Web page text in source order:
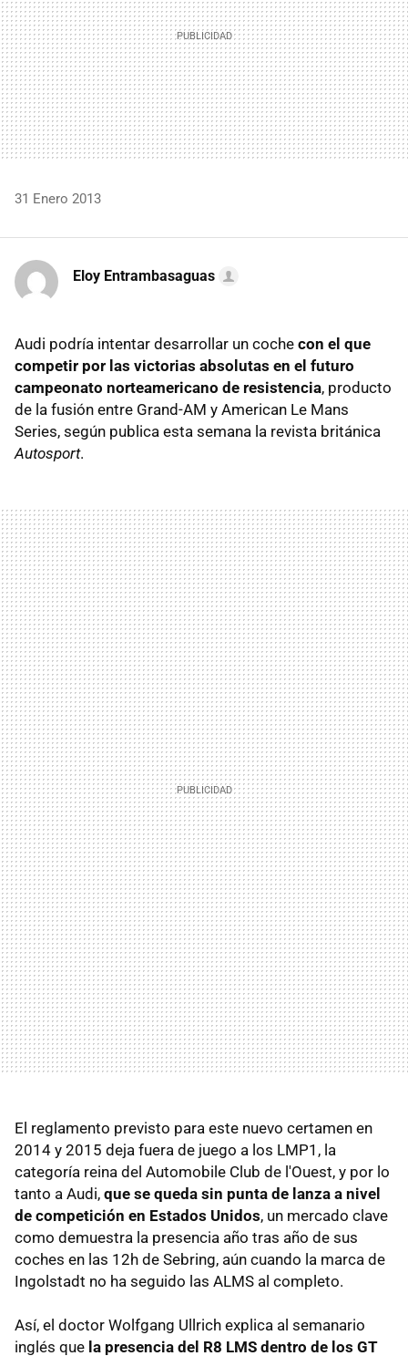
31 Enero 2013
Eloy Entrambasaguas
Audi podría intentar desarrollar un coche con el que
competir por las victorias absolutas en el futuro
campeonato norteamericano de resistencia, producto
de la fusión entre Grand-AM y American Le Mans
Series, según publica esta semana la revista británica
Autosport.
El reglamento previsto para este nuevo certamen en
2014 y 2015 deja fuera de juego a los LMP1, la
categoría reina del Automobile Club de l'Ouest, y por lo
tanto a Audi, que se queda sin punta de lanza a nivel
de competición en Estados Unidos, un mercado clave
como demuestra la presencia año tras año de sus
coches en las 12h de Sebring, aún cuando la marca de
Ingolstadt no ha seguido las ALMS al completo.
Así, el doctor Wolfgang Ullrich explica al semanario
inglés que la presencia del R8 LMS dentro de los GT